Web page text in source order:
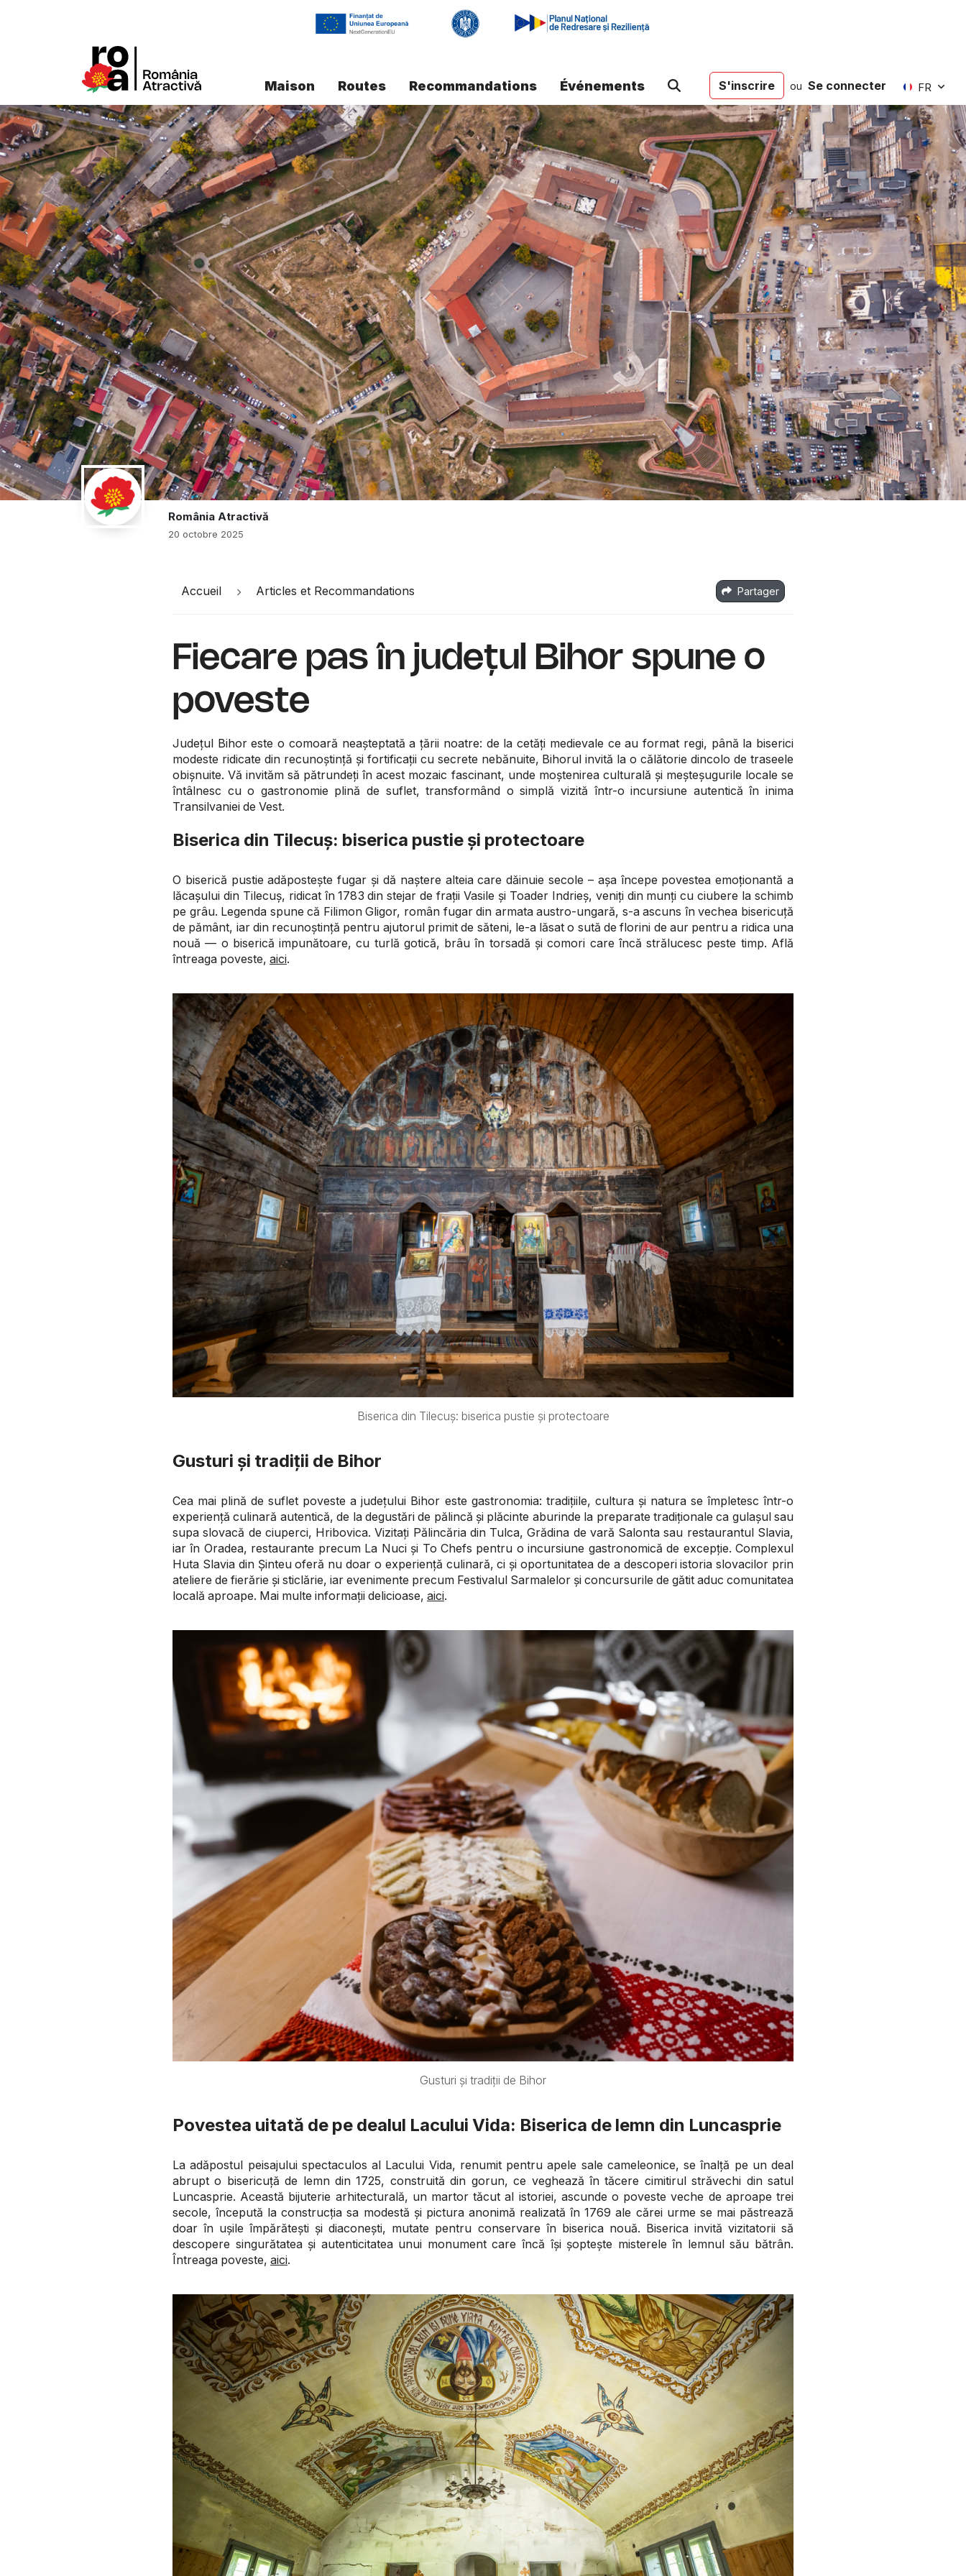
Maison Routes Recommandations Événements S'inscrire ou Se connecter FR
România Atractivă
20 octobre 2025
Accueil Articles et Recommandations Partager
Fiecare pas în județul Bihor spune o
poveste
Județul Bihor este o comoară neașteptată a țării noatre: de la cetăți medievale ce au format regi, până la biserici
modeste ridicate din recunoștință și fortificații cu secrete nebănuite, Bihorul invită la o călătorie dincolo de traseele
obișnuite. Vă invităm să pătrundeți în acest mozaic fascinant, unde moștenirea culturală și meșteșugurile locale se
întâlnesc cu o gastronomie plină de suflet, transformând o simplă vizită într-o incursiune autentică în inima
Transilvaniei de Vest.
Biserica din Tilecuș: biserica pustie și protectoare
O biserică pustie adăpostește fugar și dă naștere alteia care dăinuie secole – așa începe povestea emoționantă a
lăcașului din Tilecuș, ridicat în 1783 din stejar de frații Vasile și Toader Indrieș, veniți din munți cu ciubere la schimb
pe grâu. Legenda spune că Filimon Gligor, român fugar din armata austro-ungară, s-a ascuns în vechea bisericuță
de pământ, iar din recunoștință pentru ajutorul primit de săteni, le-a lăsat o sută de florini de aur pentru a ridica una
nouă — o biserică impunătoare, cu turlă gotică, brâu în torsadă și comori care încă strălucesc peste timp. Află
întreaga poveste, aici.
Biserica din Tilecuș: biserica pustie și protectoare
Gusturi și tradiții de Bihor
Cea mai plină de suflet poveste a județului Bihor este gastronomia: tradițiile, cultura și natura se împletesc într-o
experiență culinară autentică, de la degustări de pălincă și plăcinte aburinde la preparate tradiționale ca gulașul sau
supa slovacă de ciuperci, Hribovica. Vizitați Pălincăria din Tulca, Grădina de vară Salonta sau restaurantul Slavia,
iar în Oradea, restaurante precum La Nuci și To Chefs pentru o incursiune gastronomică de excepție. Complexul
Huta Slavia din Șinteu oferă nu doar o experiență culinară, ci și oportunitatea de a descoperi istoria slovacilor prin
ateliere de fierărie și sticlărie, iar evenimente precum Festivalul Sarmalelor și concursurile de gătit aduc comunitatea
locală aproape. Mai multe informații delicioase, aici.
Gusturi și tradiții de Bihor
Povestea uitată de pe dealul Lacului Vida: Biserica de lemn din Luncasprie
La adăpostul peisajului spectaculos al Lacului Vida, renumit pentru apele sale cameleonice, se înalță pe un deal
abrupt o bisericuță de lemn din 1725, construită din gorun, ce veghează în tăcere cimitirul străvechi din satul
Luncasprie. Această bijuterie arhitecturală, un martor tăcut al istoriei, ascunde o poveste veche de aproape trei
secole, începută la construcția sa modestă și pictura anonimă realizată în 1769 ale cărei urme se mai păstrează
doar în ușile împărătești și diaconești, mutate pentru conservare în biserica nouă. Biserica invită vizitatorii să
descopere singurătatea și autenticitatea unui monument care încă își șoptește misterele în lemnul său bătrân.
Întreaga poveste, aici.